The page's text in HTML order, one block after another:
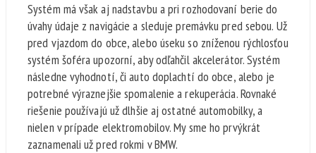
Systém má však aj nadstavbu a pri rozhodovaní berie do
úvahy údaje z navigácie a sleduje premávku pred sebou. Už
pred vjazdom do obce, alebo úseku so zníženou rýchlosťou
systém šoféra upozorní, aby odľahčil akcelerátor. Systém
následne vyhodnotí, či auto doplachtí do obce, alebo je
potrebné výraznejšie spomalenie a rekuperácia. Rovnaké
riešenie používajú už dlhšie aj ostatné automobilky, a
nielen v prípade elektromobilov. My sme ho prvýkrát
zaznamenali už pred rokmi v BMW.